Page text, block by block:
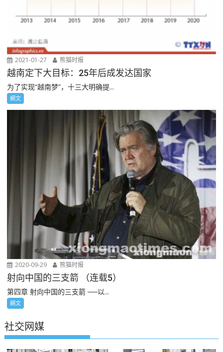
2021-01-27 熊猫时报
越南定下大目标：25年后成发达国家
为了实现“越南梦”，十三大明确提...
網文
2020-09-29 熊猫时报
射向中国的三支箭 （连载5）
第四章 射向中国的三支箭 ──以...
網文
社交网媒